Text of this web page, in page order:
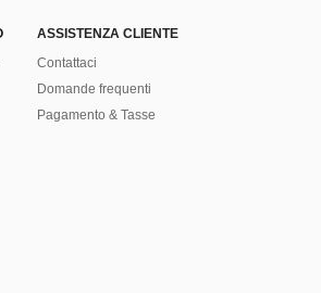
ASSISTENZA CLIENTE
Contattaci
Domande frequenti
Pagamento & Tasse